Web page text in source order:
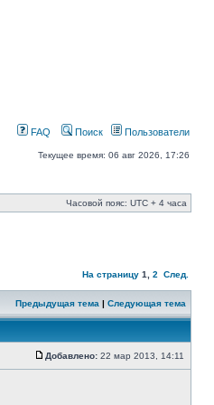
FAQ Поиск Пользователи
Текущее время: 06 авг 2026, 17:26
Часовой пояс: UTC + 4 часа
На страницу 1 2 След.
Предыдущая тема | Следующая тема
Добавлено: 22 мар 2013, 14:11